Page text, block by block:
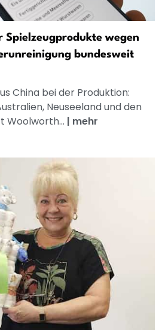
wegen
bundesweit
China bei der Produktion:
Neuseeland und den
Woolworth... | mehr